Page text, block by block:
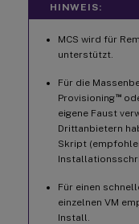
HINWEIS:
MCS wird für
unterstützt.
Für die
Provisioning™
eigene Faust
Drittanbietern
Skript
Für einen
einzelnen VM
Install.